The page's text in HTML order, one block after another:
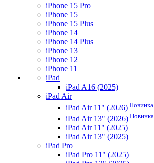
iPhone 15 Pro
iPhone 15
iPhone 15 Plus
iPhone 14
iPhone 14 Plus
iPhone 13
iPhone 12
iPhone 11
iPad
iPad A16 (2025)
iPad Air
iPad Air 11" (2026) Новинка
iPad Air 13" (2026) Новинка
iPad Air 11" (2025)
iPad Air 13" (2025)
iPad Pro
iPad Pro 11" (2025)